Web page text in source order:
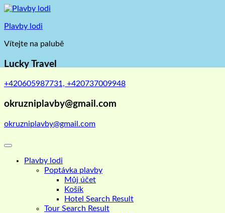
Skip
content
Plavby lodi
Vítejte na palubě
Lucky Travel
+420605987731, +420737009948
okruzniplavby@gmail.com
okruzniplavby@gmail.com
Plavby lodi
Poptávka plavby
Můj účet
Košík
Hotel Search Result
Tour Search Result